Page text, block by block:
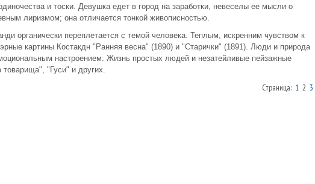
и тоски. Девушка едет в город на заработки, невеселы ее мысли о
лиризмом; она отличается тонкой живописностью.
органически переплетается с темой человека. Теплым, искренним чувством к
картины Костакдн "Ранняя весна" (1890) и "Старички" (1891). Люди и природа
настроением. Жизнь простых людей и незатейливые пейзажные
"Гуси" и других.
Страница: 12 3